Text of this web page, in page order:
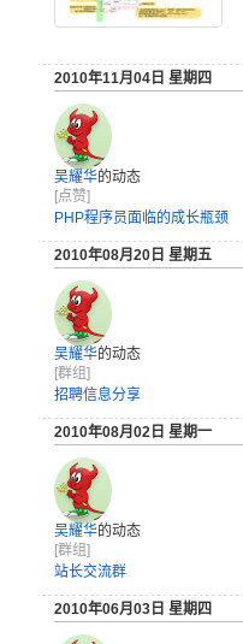
2010年11月04日 星期四
吴耀华的动态
[点赞]
PHP程序员面临的成长瓶颈
2010年08月20日 星期五
吴耀华的动态
[群组]
招聘信息分享
2010年08月02日 星期一
吴耀华的动态
[群组]
站长交流群
2010年06月03日 星期四